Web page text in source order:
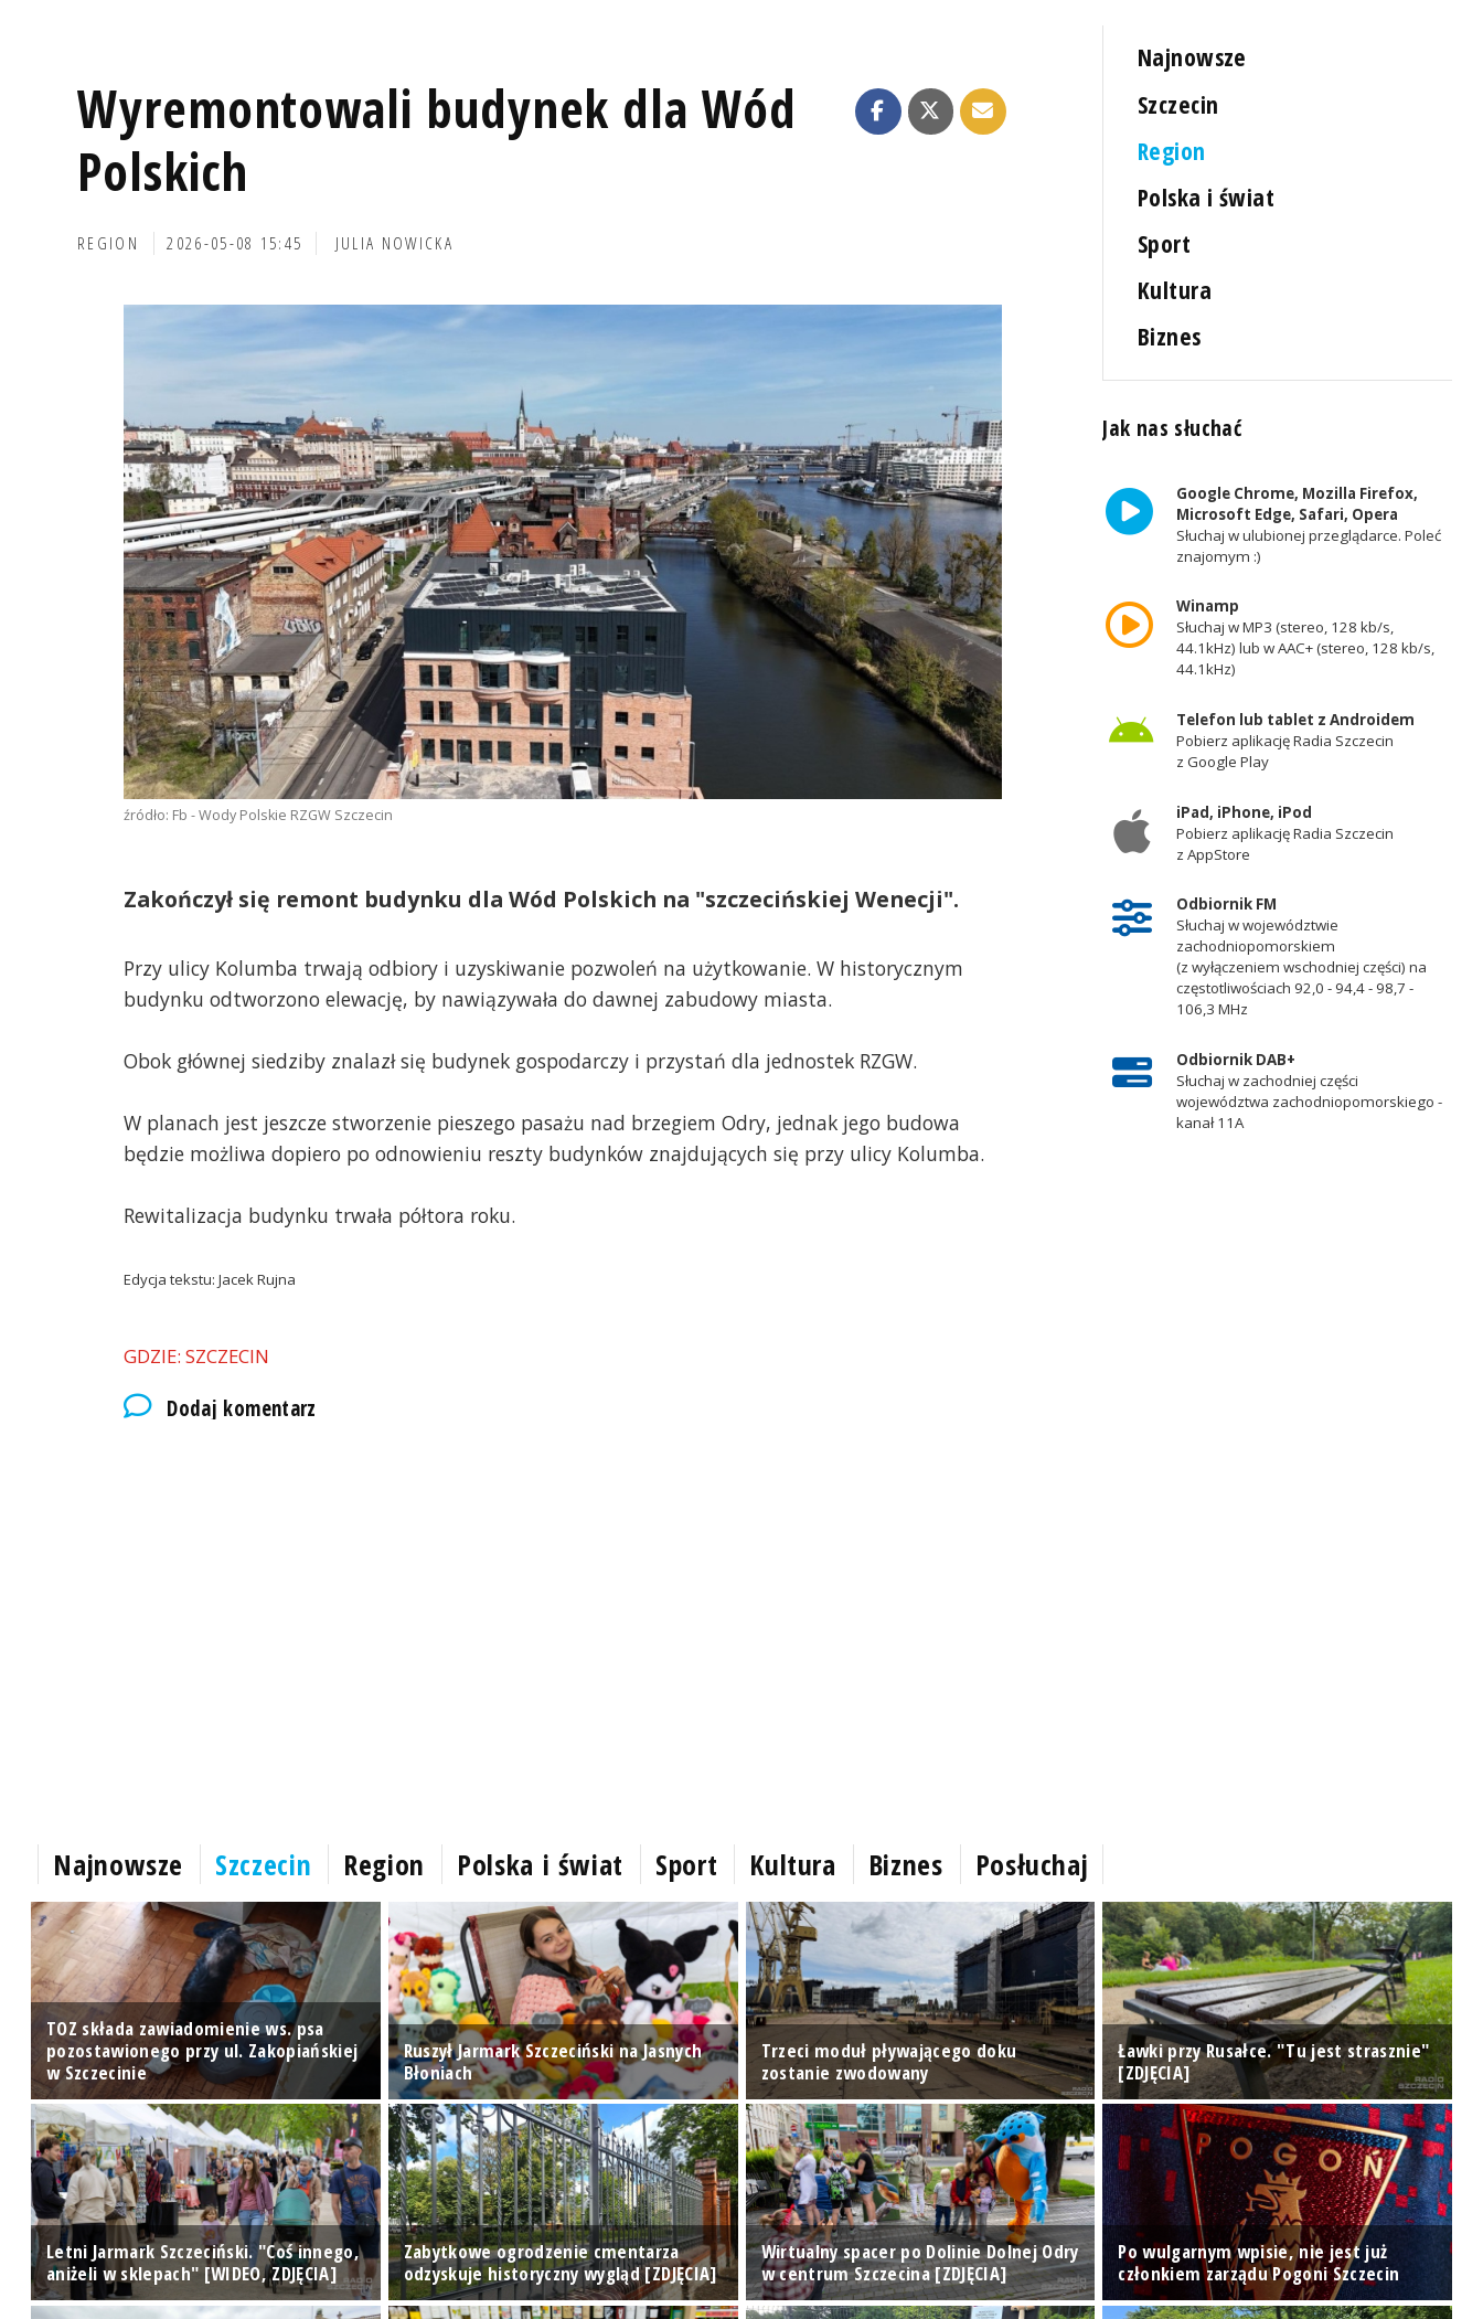
Wyremontowali budynek dla Wód
Polskich
REGION 2026-05-08 15:45 JULIA NOWICKA
źródło: Fb - Wody Polskie RZGW Szczecin
Zakończył się remont budynku dla Wód Polskich na "szczecińskiej Wenecji".
Przy ulicy Kolumba trwają odbiory i uzyskiwanie pozwoleń na użytkowanie. W historycznym
budynku odtworzono elewację, by nawiązywała do dawnej zabudowy miasta.
Obok głównej siedziby znalazł się budynek gospodarczy i przystań dla jednostek RZGW.
W planach jest jeszcze stworzenie pieszego pasażu nad brzegiem Odry, jednak jego budowa
będzie możliwa dopiero po odnowieniu reszty budynków znajdujących się przy ulicy Kolumba.
Rewitalizacja budynku trwała półtora roku.
Edycja tekstu: Jacek Rujna
GDZIE: SZCZECIN
Dodaj komentarz
Najnowsze
Szczecin
Region
Polska i świat
Sport
Kultura
Biznes
Jak nas słuchać
Google Chrome, Mozilla Firefox,
Microsoft Edge, Safari, Opera
Słuchaj w ulubionej przeglądarce. Poleć
znajomym :)
Winamp
Słuchaj w MP3 (stereo, 128 kb/s,
44.1kHz) lub w AAC+ (stereo, 128 kb/s,
44.1kHz)
Telefon lub tablet z Androidem
Pobierz aplikację Radia Szczecin
z Google Play
iPad, iPhone, iPod
Pobierz aplikację Radia Szczecin
z AppStore
Odbiornik FM
Słuchaj w województwie
zachodniopomorskiem
(z wyłączeniem wschodniej części) na
częstotliwościach 92,0 - 94,4 - 98,7 -
106,3 MHz
Odbiornik DAB+
Słuchaj w zachodniej części
województwa zachodniopomorskiego -
kanał 11A
Najnowsze Szczecin Region Polska i świat Sport Kultura Biznes Posłuchaj
TOZ składa zawiadomienie ws. psa
pozostawionego przy ul. Zakopiańskiej
w Szczecinie
Ruszył Jarmark Szczeciński na Jasnych
Błoniach
Trzeci moduł pływającego doku
zostanie zwodowany
Ławki przy Rusałce. "Tu jest strasznie"
[ZDJĘCIA]
Letni Jarmark Szczeciński. "Coś innego,
aniżeli w sklepach" [WIDEO, ZDJĘCIA]
Zabytkowe ogrodzenie cmentarza
odzyskuje historyczny wygląd [ZDJĘCIA]
Wirtualny spacer po Dolinie Dolnej Odry
w centrum Szczecina [ZDJĘCIA]
Po wulgarnym wpisie, nie jest już
członkiem zarządu Pogoni Szczecin